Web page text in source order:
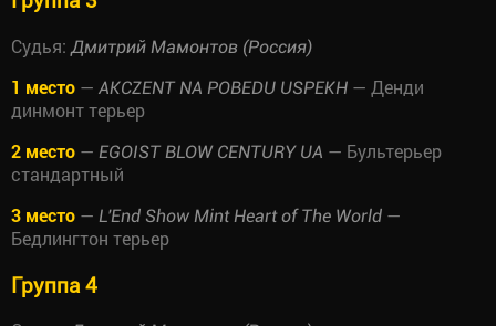
Судья: Дмитрий Мамонтов (Россия)
1 место — AKCZENT NA POBEDU USPEKH — Денди
динмонт терьер
2 место — EGOIST BLOW CENTURY UA — Бультерьер
стандартный
3 место — L'End Show Mint Heart of The World —
Бедлингтон терьер
Группа 4